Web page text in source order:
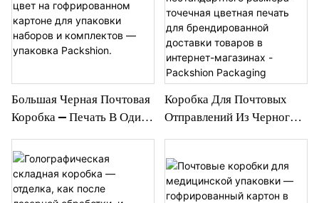
Упаковка Packshion.
Большая Черная Почтовая
Коробка — Печать В Один
Картоне Для Упаковки
Наборов И Комплектов —
Упаковка Packshion.
Коробка Для Почтовых
Отправлений Из Черного
Точечная Цветная Печать
Для Брендированной